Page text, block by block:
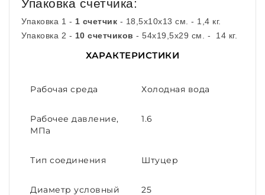
Упаковка счетчика:
Упаковка 1 - 1 счетчик - 18,5х10х13 см. - 1,4 кг.
Упаковка 2 - 10 счетчиков - 54х19,5х29 см. - 14 кг.
ХАРАКТЕРИСТИКИ
Рабочая среда Холодная вода
Рабочее давление,
МПа
1.6
Тип соединения Штуцер
Диаметр условный
25